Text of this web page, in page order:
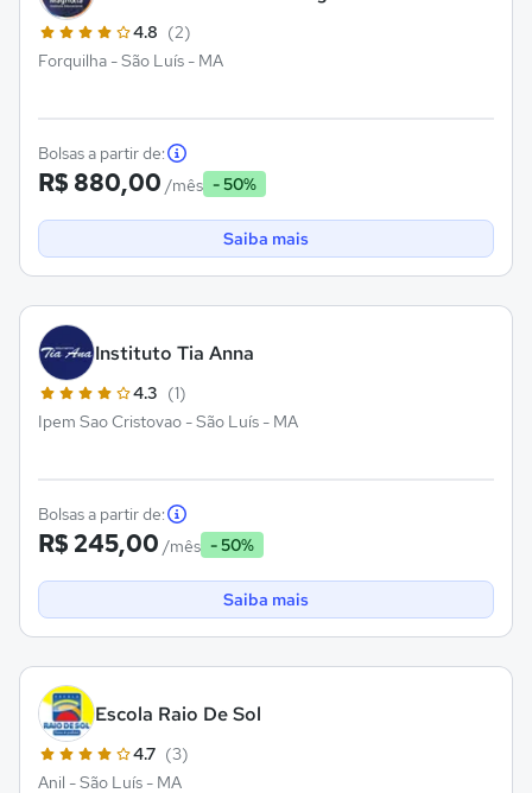
4.8 (2)
Forquilha - São Luís - MA
Bolsas a partir de:
R$ 880,00 /mês - 50%
Saiba mais
Instituto Tia Anna
4.3 (1)
Ipem Sao Cristovao - São Luís - MA
Bolsas a partir de:
R$ 245,00 /mês - 50%
Saiba mais
Escola Raio De Sol
4.7 (3)
Anil - São Luís - MA